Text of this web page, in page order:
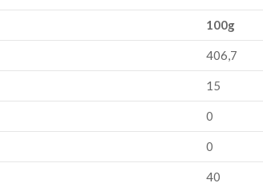
100g
406,7
15
0
0
40